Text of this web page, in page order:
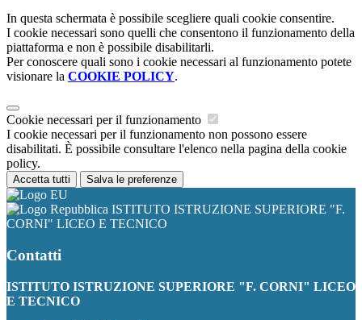
In questa schermata è possibile scegliere quali cookie consentire.
I cookie necessari sono quelli che consentono il funzionamento della
piattaforma e non è possibile disabilitarli.
Per conoscere quali sono i cookie necessari al funzionamento potete
visionare la COOKIE POLICY.
Cookie necessari per il funzionamento
I cookie necessari per il funzionamento non possono essere
disabilitati. È possibile consultare l'elenco nella pagina della cookie
policy.
Accetta tutti Salva le preferenze
ISTITUTO ISTRUZIONE SUPERIORE "F.
CORNI" LICEO E TECNICO
Contatti
ISTITUTO ISTRUZIONE SUPERIORE "F. CORNI" LICEO
E TECNICO